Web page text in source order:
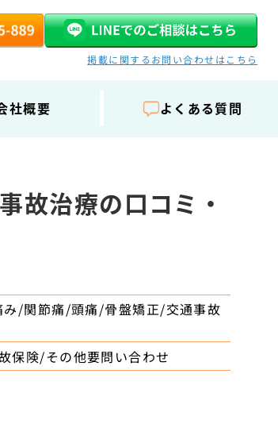
掲載に関するお問い合わせはこちら
社概要 よくある質問
故治療の口コミ・
/関節痛/頭痛/骨盤矯正/交通事故
保険/その他要問い合わせ